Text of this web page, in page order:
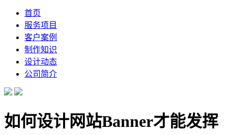
首页
服务项目
客户案例
制作知识
设计动态
公司简介
如何设计网站Banner才能发挥